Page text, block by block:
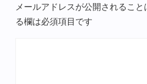
メールアドレスが公開されること
る欄は必須項目です